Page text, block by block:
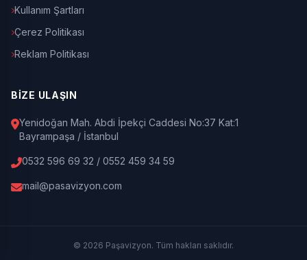
Kullanım Şartları
Çerez Politikası
Reklam Politikası
BİZE ULAŞIN
Yenidoğan Mah. Abdi İpekçi Caddesi No:37 Kat:1
Bayrampaşa / İstanbul
0532 596 69 32 / 0552 459 34 59
mail@pasavizyon.com
© 2026 Paşavizyon. Tüm hakları saklıdır.